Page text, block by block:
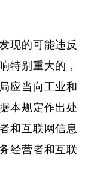
现的可能违反
特别重大的，
应当向工业和
本规定作出处
和互联网信息
经营者和互联